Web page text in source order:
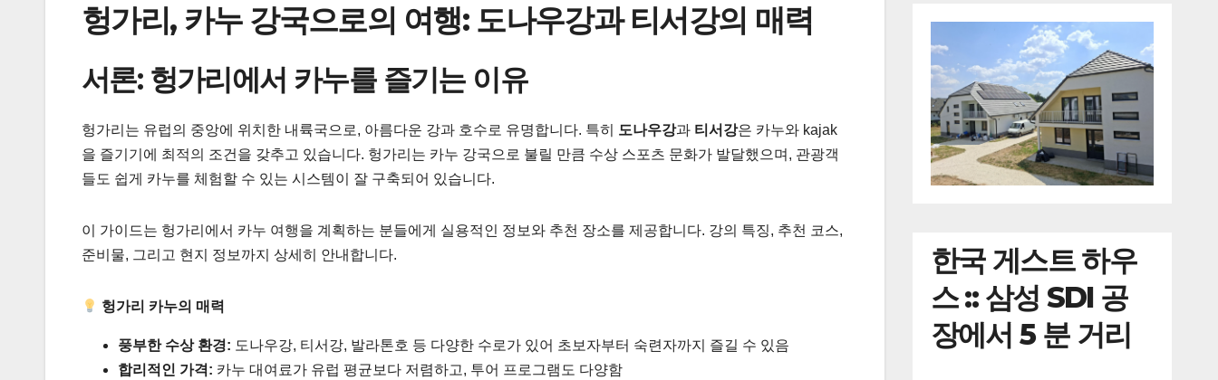
헝가리, 카누 강국으로의 여행: 도나우강과 티서강의 매력
서론: 헝가리에서 카누를 즐기는 이유
헝가리는 유럽의 중앙에 위치한 내륙국으로, 아름다운 강과 호수로 유명합니다. 특히 도나우강과 티서강은 카누와 kajak
을 즐기기에 최적의 조건을 갖추고 있습니다. 헝가리는 카누 강국으로 불릴 만큼 수상 스포츠 문화가 발달했으며, 관광객
들도 쉽게 카누를 체험할 수 있는 시스템이 잘 구축되어 있습니다.
이 가이드는 헝가리에서 카누 여행을 계획하는 분들에게 실용적인 정보와 추천 장소를 제공합니다. 강의 특징, 추천 코스,
준비물, 그리고 현지 정보까지 상세히 안내합니다.
헝가리 카누의 매력
풍부한 수상 환경: 도나우강, 티서강, 발라톤호 등 다양한 수로가 있어 초보자부터 숙련자까지 즐길 수 있음
합리적인 가격: 카누 대여료가 유럽 평균보다 저렴하고, 투어 프로그램도 다양함
한국 게스트 하우
스 :: 삼성 SDI 공
장에서 5 분 거리